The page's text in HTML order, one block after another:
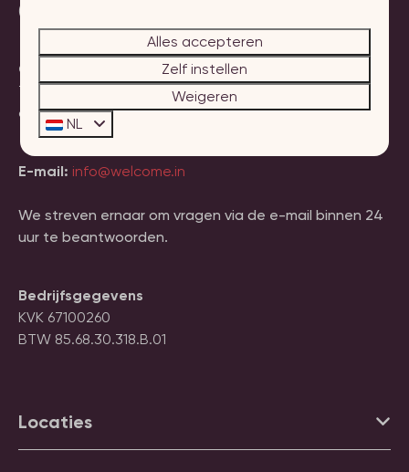
(op vrijdag tot 20:00 uur)
Chat met ons
Tijdens onze openingstijden zijn we ook bereikbaar via
chat. Je vindt de chat rechtsonder op de website.
E-mail: info@welcome.in
We streven ernaar om vragen via de e-mail binnen 24
uur te beantwoorden.
Bedrijfsgegevens
KVK 67100260
BTW 85.68.30.318.B.01
Locaties
Alles accepteren
Zelf instellen
Weigeren
NL